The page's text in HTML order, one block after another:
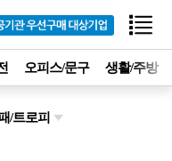
오피스/문구 생활/주방
/트로피